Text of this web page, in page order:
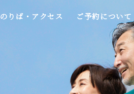
のりば・アクセス ご予約について